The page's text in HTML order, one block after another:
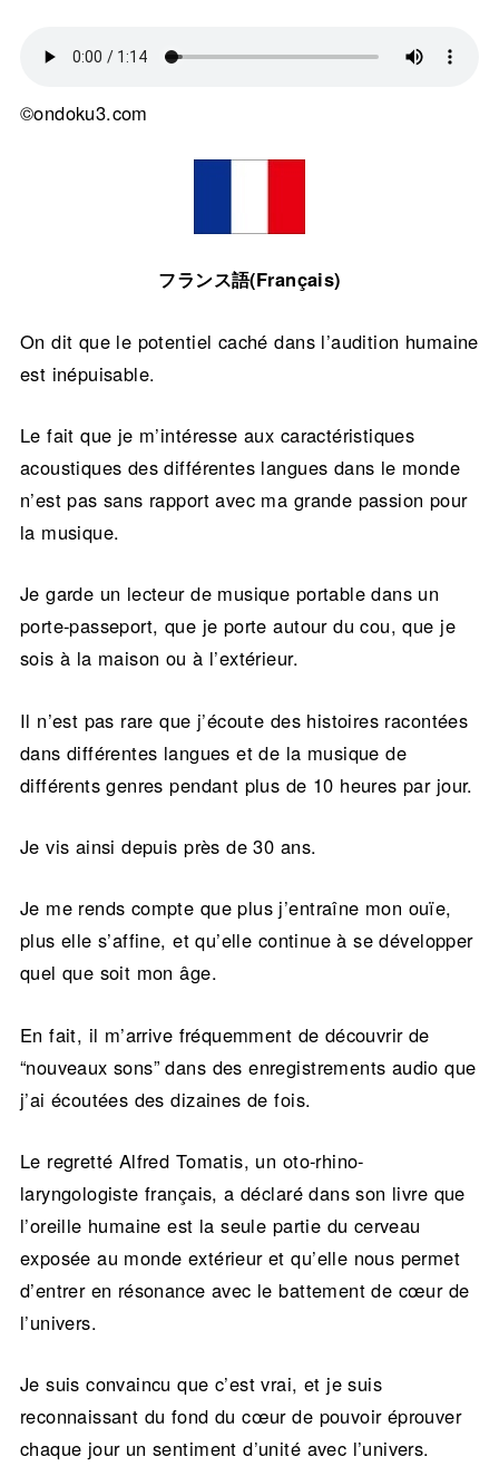
©ondoku3.com
フランス語(Français)
On dit que le potentiel caché dans l’audition humaine
est inépuisable.
Le fait que je m’intéresse aux caractéristiques
acoustiques des différentes langues dans le monde
n’est pas sans rapport avec ma grande passion pour
la musique.
Je garde un lecteur de musique portable dans un
porte-passeport, que je porte autour du cou, que je
sois à la maison ou à l’extérieur.
Il n’est pas rare que j’écoute des histoires racontées
dans différentes langues et de la musique de
différents genres pendant plus de 10 heures par jour.
Je vis ainsi depuis près de 30 ans.
Je me rends compte que plus j’entraîne mon ouïe,
plus elle s’affine, et qu’elle continue à se développer
quel que soit mon âge.
En fait, il m’arrive fréquemment de découvrir de
“nouveaux sons” dans des enregistrements audio que
j’ai écoutées des dizaines de fois.
Le regretté Alfred Tomatis, un oto-rhino-
laryngologiste français, a déclaré dans son livre que
l’oreille humaine est la seule partie du cerveau
exposée au monde extérieur et qu’elle nous permet
d’entrer en résonance avec le battement de cœur de
l’univers.
Je suis convaincu que c’est vrai, et je suis
reconnaissant du fond du cœur de pouvoir éprouver
chaque jour un sentiment d’unité avec l’univers.